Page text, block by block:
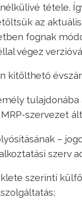
tétele.
az
fognak
végez
kitölthető
szervezet
–
szerv
szerinti